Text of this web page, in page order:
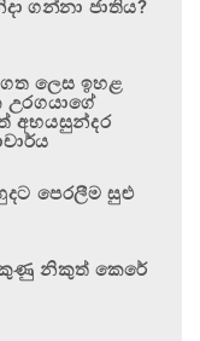
ගන්නා ජාතිය?
ලෙස ඉහළ
අභයසුන්දර
පෙරලීම සුළු
නිකුත් කෙරේ